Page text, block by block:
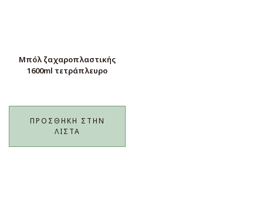
Μπόλ ζαχαροπλαστικής
1600ml τετράπλευρο
ΠΡΟΣΘΉΚΗ ΣΤΗΝ
ΛΊΣΤΑ